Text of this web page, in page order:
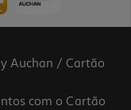
Auchan / Cartão
com o Cartão